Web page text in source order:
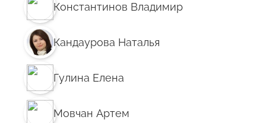
Константинов Владимир
Кандаурова Наталья
Гулина Елена
Мовчан Артем